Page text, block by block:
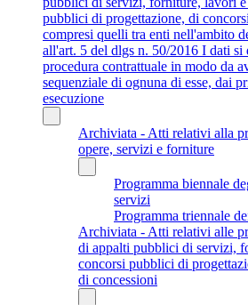
pubblici di progettazione, di
compresi quelli tra enti nell'ambito
all'art. 5 del dlgs n. 50/2016 I dati si
procedura contrattuale in modo da
sequenziale di ognuna di esse, dai
esecuzione
Archiviata - Atti relativi alla
opere, servizi e forniture
Programma biennale
servizi
Programma triennale
Archiviata - Atti relativi alle
di appalti pubblici di servizi,
concorsi pubblici di
di concessioni